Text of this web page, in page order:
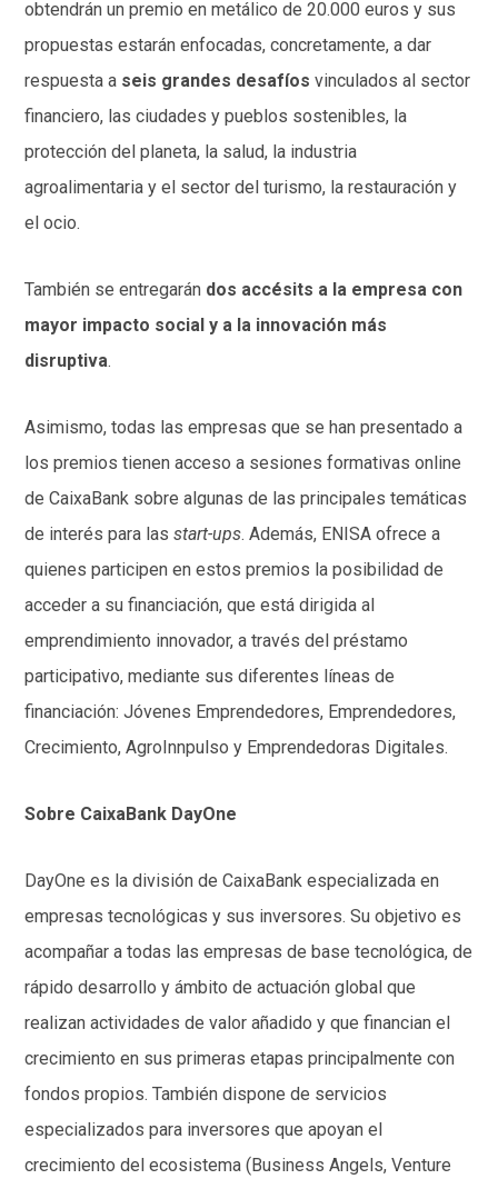
obtendrán un premio en metálico de 20.000 euros y sus
propuestas estarán enfocadas, concretamente, a dar
respuesta a seis grandes desafíos vinculados al sector
financiero, las ciudades y pueblos sostenibles, la
protección del planeta, la salud, la industria
agroalimentaria y el sector del turismo, la restauración y
el ocio.
También se entregarán dos accésits a la empresa con
mayor impacto social y a la innovación más
disruptiva.
Asimismo, todas las empresas que se han presentado a
los premios tienen acceso a sesiones formativas online
de CaixaBank sobre algunas de las principales temáticas
de interés para lasstart-ups. Además, ENISA ofrece a
quienes participen en estos premios la posibilidad de
acceder a su financiación, que está dirigida al
emprendimiento innovador, a través del préstamo
participativo, mediante sus diferentes líneas de
financiación: Jóvenes Emprendedores, Emprendedores,
Crecimiento, AgroInnpulso y Emprendedoras Digitales.
Sobre CaixaBank DayOne
DayOne es la división de CaixaBank especializada en
empresas tecnológicas y sus inversores. Su objetivo es
acompañar a todas las empresas de base tecnológica, de
rápido desarrollo y ámbito de actuación global que
realizan actividades de valor añadido y que financian el
crecimiento en sus primeras etapas principalmente con
fondos propios. También dispone de servicios
especializados para inversores que apoyan el
crecimiento del ecosistema (Business Angels, Venture